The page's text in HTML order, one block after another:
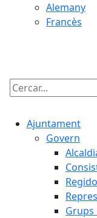
Alemany
Francès
Cercar:
Ajuntament
Govern
Grups